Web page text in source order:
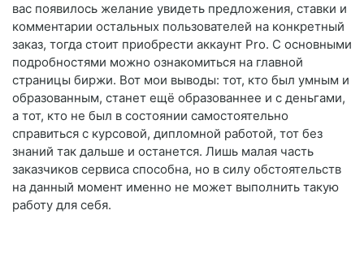
вас появилось желание увидеть предложения, ставки и
комментарии остальных пользователей на конкретный
заказ, тогда стоит приобрести аккаунт Pro. С основными
подробностями можно ознакомиться на главной
страницы биржи. Вот мои выводы: тот, кто был умным и
образованным, станет ещё образованнее и с деньгами,
а тот, кто не был в состоянии самостоятельно
справиться с курсовой, дипломной работой, тот без
знаний так дальше и останется. Лишь малая часть
заказчиков сервиса способна, но в силу обстоятельств
на данный момент именно не может выполнить такую
работу для себя.